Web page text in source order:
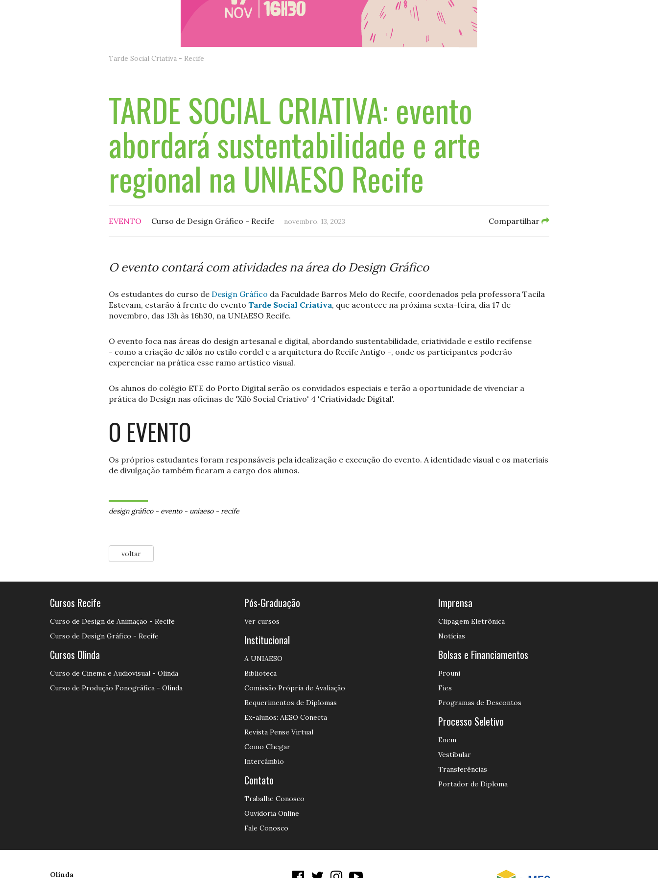
Tarde Social Criativa - Recife
TARDE SOCIAL CRIATIVA: evento
abordará sustentabilidade e arte
regional na UNIAESO Recife
EVENTO Curso de Design Gráfico - Recife novembro. 13, 2023 Compartilhar
O evento contará com atividades na área do Design Gráfico
Os estudantes do curso de Design Gráfico da Faculdade Barros Melo do Recife, coordenados pela professora Tacila
Estevam, estarão à frente do evento Tarde Social Criativa, que acontece na próxima sexta-feira, dia 17 de
novembro, das 13h às 16h30, na UNIAESO Recife.
O evento foca nas áreas do design artesanal e digital, abordando sustentabilidade, criatividade e estilo recifense
- como a criação de xilós no estilo cordel e a arquitetura do Recife Antigo -, onde os participantes poderão
experenciar na prática esse ramo artístico visual.
Os alunos do colégio ETE do Porto Digital serão os convidados especiais e terão a oportunidade de vivenciar a
prática do Design nas oficinas de 'Xiló Social Criativo' 4 'Criatividade Digital'.
O EVENTO
Os próprios estudantes foram responsáveis pela idealização e execução do evento. A identidade visual e os materiais
de divulgação também ficaram a cargo dos alunos.
design gráfico- evento- uniaeso- recife
voltar
Cursos Recife
Curso de Design de Animação - Recife
Curso de Design Gráfico - Recife
Cursos Olinda
Curso de Cinema e Audiovisual - Olinda
Curso de Produção Fonográfica - Olinda
Pós-Graduação
Ver cursos
Institucional
A UNIAESO
Biblioteca
Comissão Própria de Avaliação
Requerimentos de Diplomas
Ex-alunos: AESO Conecta
Revista Pense Virtual
Como Chegar
Intercâmbio
Contato
Trabalhe Conosco
Ouvidoria Online
Fale Conosco
Imprensa
Clipagem Eletrônica
Notícias
Bolsas e Financiamentos
Prouni
Fies
Programas de Descontos
Processo Seletivo
Enem
Vestibular
Transferências
Portador de Diploma
Olinda